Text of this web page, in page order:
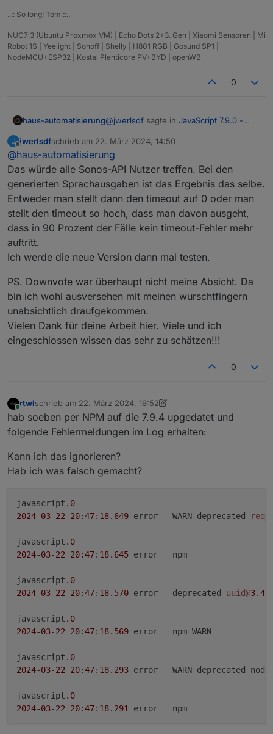
https://github.com/ioBroker/ioBroker.jav
ascript/actions/runs/8387799827
Keine Ahnung was da auf einmal das
Problem ist. Sind immer andere
Versionen auf immer anderen
..:: So long! Tom ::..
NUC7i3 (Ubuntu Proxmox VM) | Echo Dots 2+3. Gen | Xiaomi Sensoren | Mi
Robot 1S | Yeelight | Sonoff | Shelly | H801 RGB | Gosund SP1 |
NodeMCU+ESP32 | Kostal Plenticore PV+BYD | openWB
0
haus-automatisierung@jwerlsdf sagte in JavaScript 7.9.0 -
und jetzt bekomme ich wieder den
2000 nicht eingestellt habe.
Bitte mit 7.10.1 testen. Der generierte
Blockly-Code hat immer einen Wert> 0
generiert. Generell ist es natürlich nicht
empfehlenswert ohne Timeout zu
arbeiten. Das ist ja auch ein ziemlich
spezieller Fall, dass Du erst einen
komplett abgespielt wurde.
J
Offline
jwerlsdfschrieb am 22. März 2024, 14:50
zuletzt editiert von
@haus-automatisierung
Das würde alle Sonos-API Nutzer treffen. Bei den
generierten Sprachausgaben ist das Ergebnis das selbe.
Entweder man stellt dann den timeout auf 0 oder man
stellt den timeout so hoch, dass man davon ausgeht,
dass in 90 Prozent der Fälle kein timeout-Fehler mehr
auftritt.
Ich werde die neue Version dann mal testen.
PS. Downvote war überhaupt nicht meine Absicht. Da
bin ich wohl ausversehen mit meinen wurschtfingern
unabsichtlich draufgekommen.
Vielen Dank für deine Arbeit hier. Viele und ich
eingeschlossen wissen das sehr zu schätzen!!!
0
Online
rtwlschrieb am 22. März 2024, 19:52
zuletzt editiert von rtwl
hab soeben per NPM auf die 7.9.4 upgedatet und
folgende Fehlermeldungen im Log erhalten:
Kann ich das ignorieren?
Hab ich was falsch gemacht?
javascript .0
2024-03-22 20:47: 18.649
	error	WARN deprecated
javascript .0
2024-03-22 20:47: 18.645
javascript .0
2024-03-22 20:47: 18.570
	error	deprecated
uuid@3.4
javascript .0
2024-03-22 20:47: 18.569
javascript .0
2024-03-22 20:47: 18.293
error	WARN deprecated
javascript .0
2024-03-22 20:47: 18.291